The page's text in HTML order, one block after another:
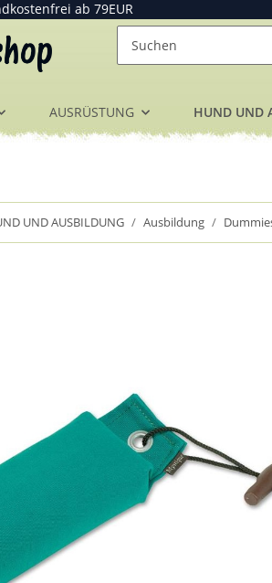
ab 79EUR
AUSRÜSTUNG HUND UND
UND AUSBILDUNG Ausbildung